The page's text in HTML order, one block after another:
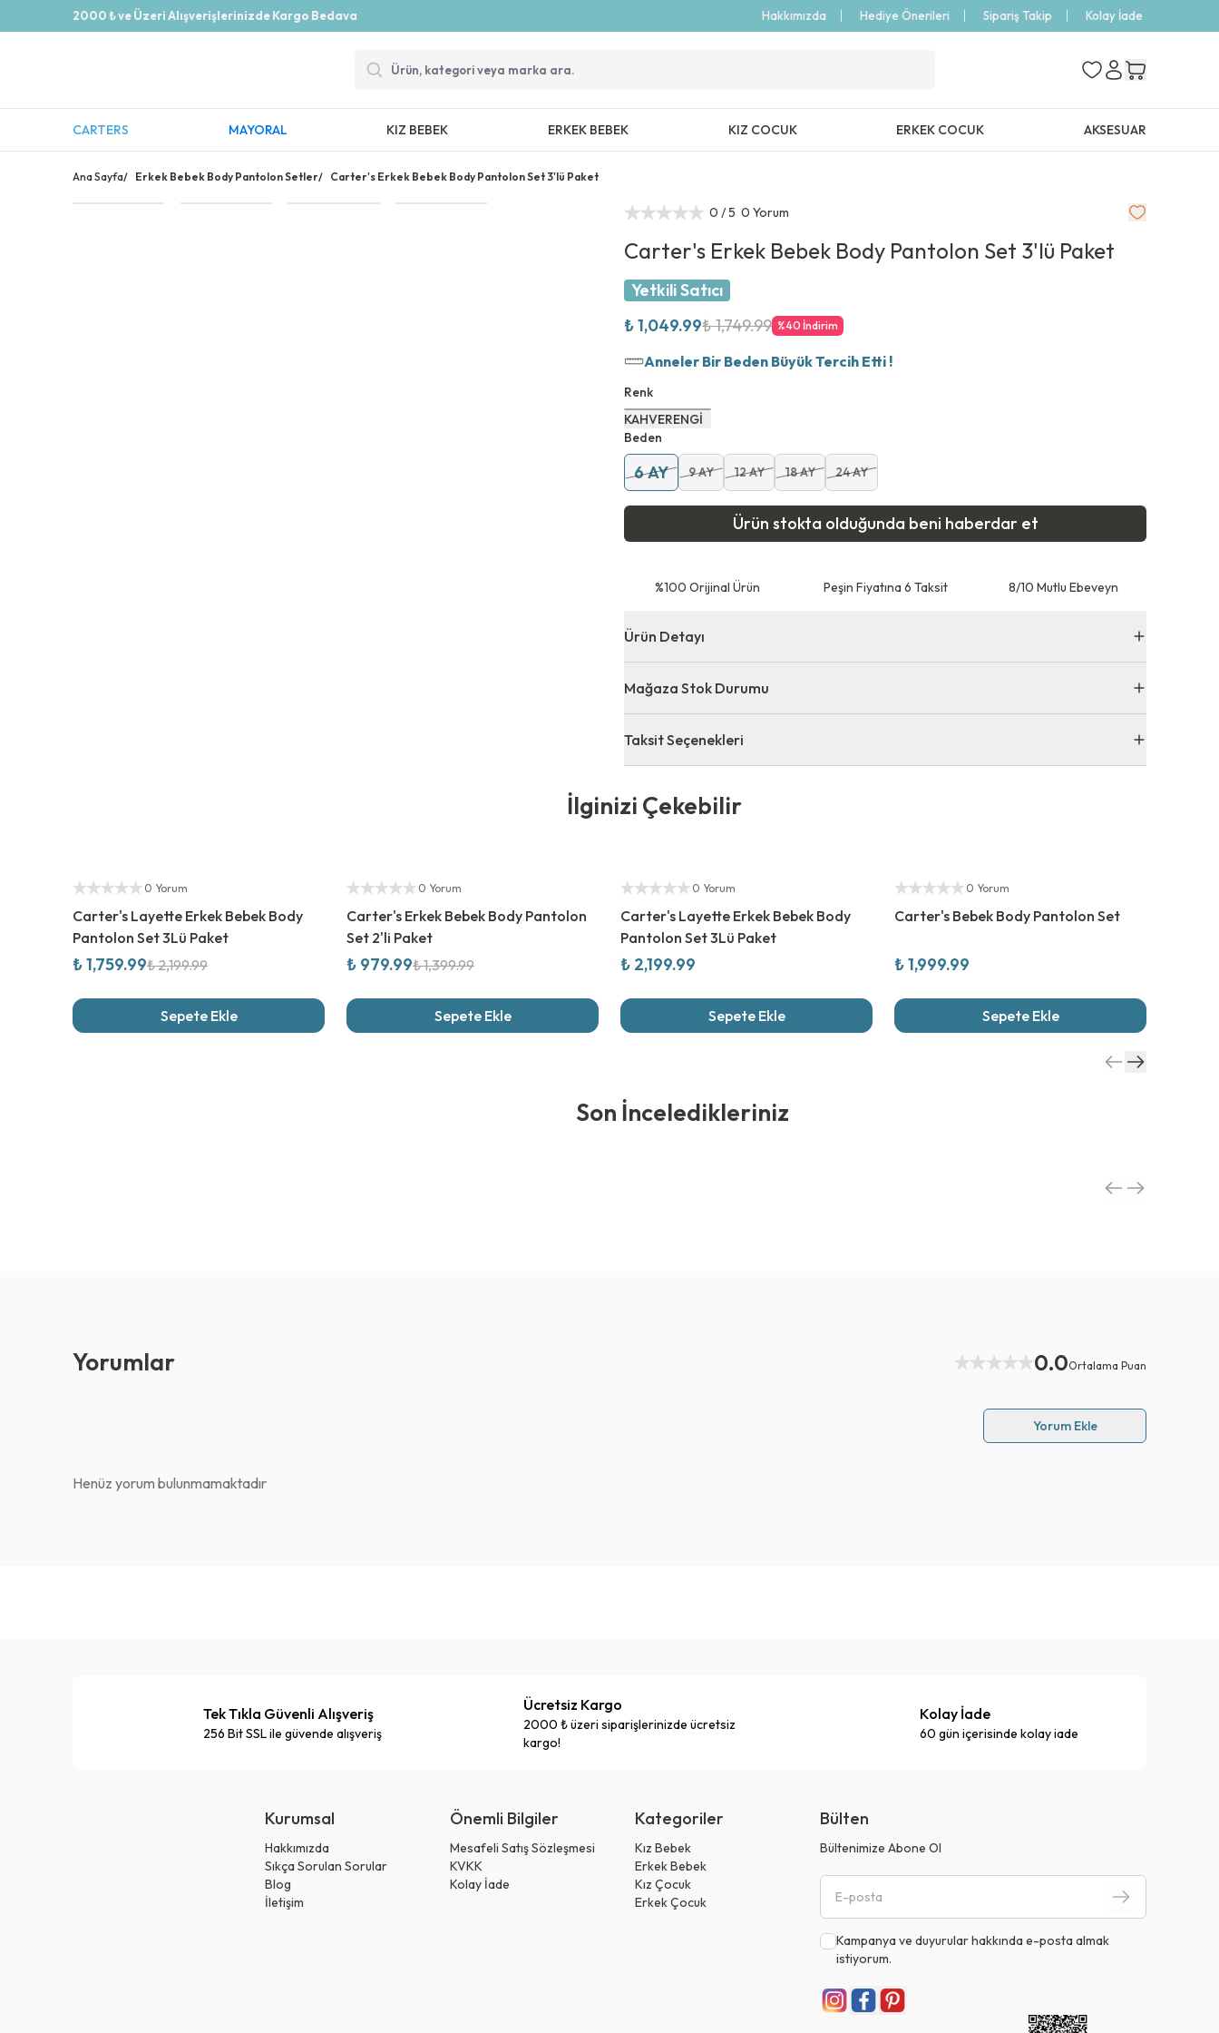
2000 ₺ ve Üzeri Alışverişlerinizde Kargo Bedava Hakkımızda Hediye Önerileri Sipariş Takip Kolay İade
CARTERS MAYORAL KIZ BEBEK ERKEK BEBEK KIZ COCUK ERKEK COCUK AKSESUAR
Ana Sayfa/ Erkek Bebek Body Pantolon Setler/ Carter's Erkek Bebek Body Pantolon Set 3'lü Paket
0 / 5 0 Yorum
Carter's Erkek Bebek Body Pantolon Set 3'lü Paket
Yetkili Satıcı
₺ 1,049.99₺ 1,749.99 %40 İndirim
Anneler Bir Beden Büyük Tercih Etti !
Renk
KAHVERENGİ
Beden
6 AY 9 AY 12 AY 18 AY 24 AY
Ürün stokta olduğunda beni haberdar et
⁠%100 Orijinal Ürün Peşin Fiyatına 6 Taksit 8/10 Mutlu Ebeveyn
Ürün Detayı
Mağaza Stok Durumu
Taksit Seçenekleri
İlginizi Çekebilir
Yetkili Satıcı
0 Yorum
Carter's Layette Erkek Bebek Body
Pantolon Set 3Lü Paket
₺ 1,759.99₺ 2,199.99
Sepete Ekle
Yetkili Satıcı
0 Yorum
Carter's Erkek Bebek Body Pantolon
Set 2'li Paket
₺ 979.99₺ 1,399.99
Sepete Ekle
0 Yorum
Carter's Layette Erkek Bebek Body
Pantolon Set 3Lü Paket
₺ 2,199.99
Sepete Ekle
0 Yorum
Carter's Bebek Body Pantolon Set
₺ 1,999.99
Sepete Ekle
Son İnceledikleriniz
Yorumlar 0.0Ortalama Puan
Yorum Ekle
Henüz yorum bulunmamaktadır
Tek Tıkla Güvenli Alışveriş
256 Bit SSL ile güvende alışveriş
Ücretsiz Kargo
2000 ₺ üzeri siparişlerinizde ücretsiz
kargo!
Kolay İade
60 gün içerisinde kolay iade
Kurumsal
Hakkımızda
Sıkça Sorulan Sorular
Blog
İletişim
Önemli Bilgiler
Mesafeli Satış Sözleşmesi
KVKK
Kolay İade
Kategoriler
Kız Bebek
Erkek Bebek
Kız Çocuk
Erkek Çocuk
Bülten
Bültenimize Abone Ol
Kampanya ve duyurular hakkında e-posta almak
istiyorum.